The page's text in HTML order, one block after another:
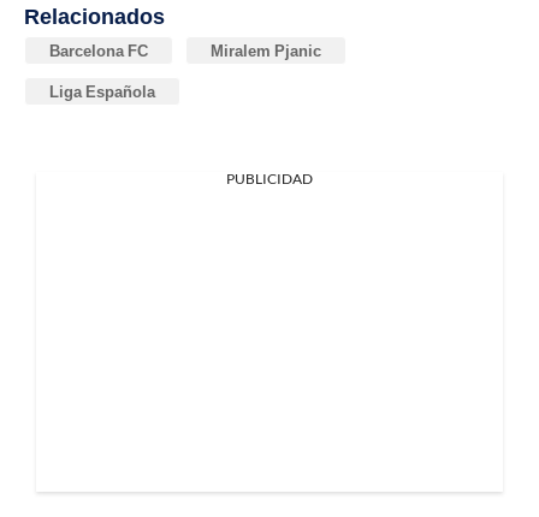
Relacionados
Barcelona FC Miralem Pjanic
Liga Española
PUBLICIDAD